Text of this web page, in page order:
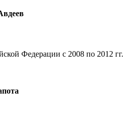
Федерации с 2008 по 2012 гг.